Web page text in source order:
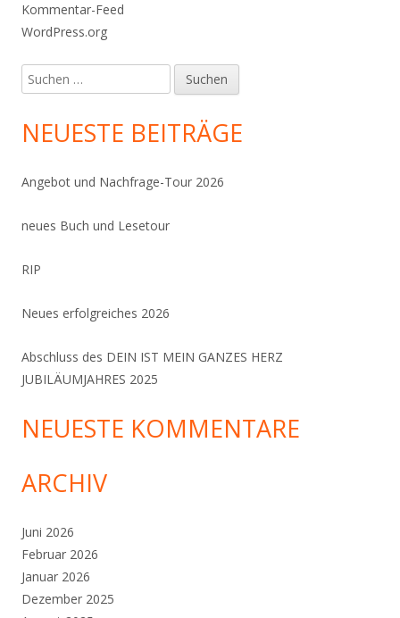
Kommentar-Feed
WordPress.org
Suchen
nach:
NEUESTE BEITRÄGE
Angebot und Nachfrage-Tour 2026
neues Buch und Lesetour
RIP
Neues erfolgreiches 2026
Abschluss des DEIN IST MEIN GANZES HERZ
JUBILÄUMJAHRES 2025
NEUESTE KOMMENTARE
ARCHIV
Juni 2026
Februar 2026
Januar 2026
Dezember 2025